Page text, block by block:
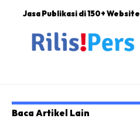
Jasa Publikasi di 150+ Website
Baca Artikel Lain